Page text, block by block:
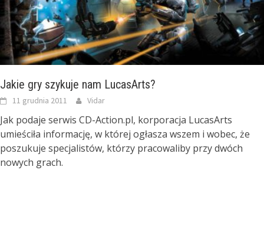
Jakie gry szykuje nam LucasArts?
11 grudnia 2011 Vidar
Jak podaje serwis CD-Action.pl, korporacja LucasArts
umieściła informację, w której ogłasza wszem i wobec, że
poszukuje specjalistów, którzy pracowaliby przy dwóch
nowych grach.